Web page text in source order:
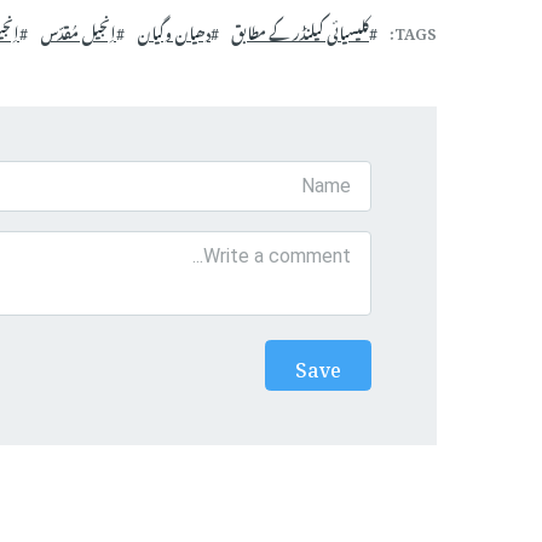
TAGS کلیسیائی کیلنڈر کے مطابق دھیان وگیان اِنجیل مُقدّس